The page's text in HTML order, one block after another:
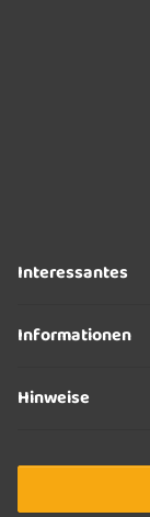
Interessantes
Informationen
Hinweise